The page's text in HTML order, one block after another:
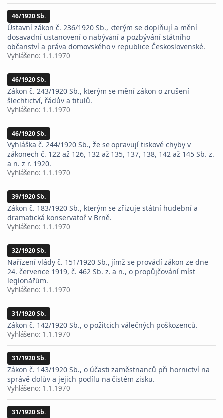
46/1920 Sb.
Ústavní zákon č. 236/1920 Sb., kterým se doplňují a mění
dosavadní ustanovení o nabývání a pozbývání státního
občanství a práva domovského v republice Československé.
Vyhlášeno: 1.1.1970
46/1920 Sb.
Zákon č. 243/1920 Sb., kterým se mění zákon o zrušení
šlechtictví, řádův a titulů.
Vyhlášeno: 1.1.1970
46/1920 Sb.
Vyhláška č. 244/1920 Sb., že se opravují tiskové chyby v
zákonech č. 122 až 126, 132 až 135, 137, 138, 142 až 145 Sb. z.
a n. z r. 1920.
Vyhlášeno: 1.1.1970
39/1920 Sb.
Zákon č. 183/1920 Sb., kterým se zřizuje státní hudební a
dramatická konservatoř v Brně.
Vyhlášeno: 1.1.1970
32/1920 Sb.
Nařízení vlády č. 151/1920 Sb., jímž se provádí zákon ze dne
24. července 1919, č. 462 Sb. z. a n., o propůjčování míst
legionářům.
Vyhlášeno: 1.1.1970
31/1920 Sb.
Zákon č. 142/1920 Sb., o požitcích válečných poškozenců.
Vyhlášeno: 1.1.1970
31/1920 Sb.
Zákon č. 143/1920 Sb., o účasti zaměstnanců při hornictví na
správě dolův a jejich podílu na čistém zisku.
Vyhlášeno: 1.1.1970
31/1920 Sb.